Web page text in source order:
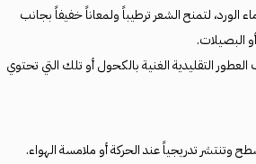
لتمنح الشعر ترطيباً ولمعاناً خفيفاً بجانب
البصيلات.
التقليدية الغنية بالكحول أو تلك التي تحتوي
تدريجياً عند الحركة أو ملامسة الهواء.